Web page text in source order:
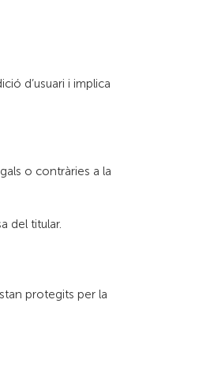
d’usuari i implica
o contràries a la
del titular.
protegits per la